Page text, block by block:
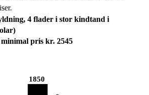
4 flader i stor kindtand i
pris kr. 2545
1850